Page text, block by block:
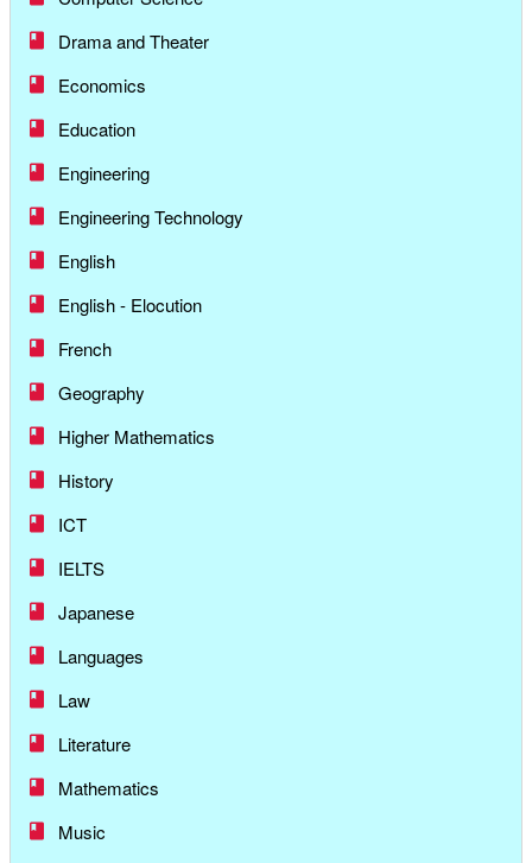
Drama and Theater
Economics
Education
Engineering
Engineering Technology
English
English - Elocution
French
Geography
Higher Mathematics
History
ICT
IELTS
Japanese
Languages
Law
Literature
Mathematics
Music